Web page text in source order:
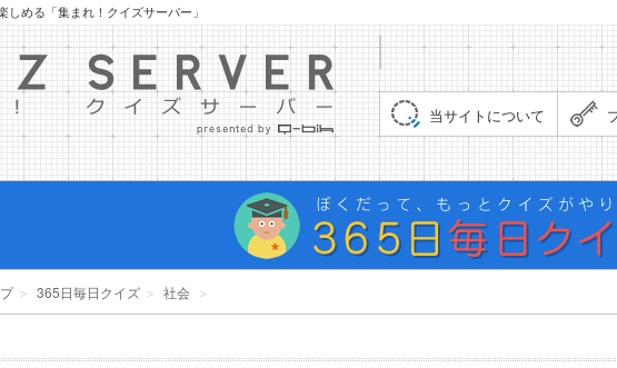
める「集まれ！クイズサーバー」
当サイトについて
＞ 365日毎日クイズ ＞ 社会 ＞